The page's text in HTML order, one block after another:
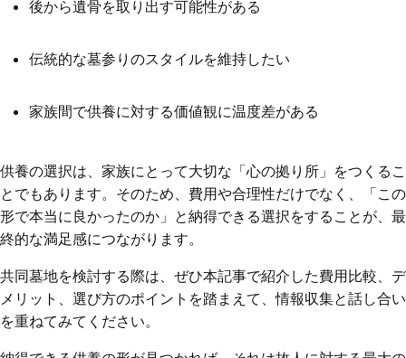
後から遺骨を取り出す可能性がある
伝統的な墓参りのスタイルを維持したい
家族間で供養に対する価値観に温度差がある
供養の選択は、家族にとって大切な「心の拠り所」をつくるこ
とでもあります。そのため、費用や合理性だけでなく、「この
形で本当に良かったのか」と納得できる選択をすることが、最
終的な満足感につながります。
共同墓地を検討する際は、ぜひ本記事で紹介した費用比較、デ
メリット、選び方のポイントを踏まえて、情報収集と話し合い
を重ねてみてください。